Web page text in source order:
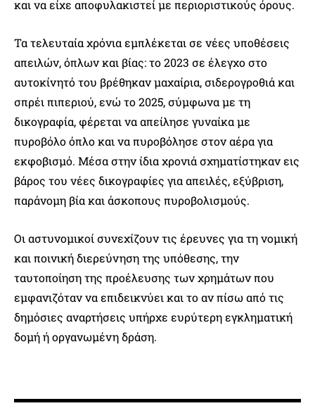
και να είχε αποφυλακιστεί με περιοριστικούς όρους.
Τα τελευταία χρόνια εμπλέκεται σε νέες υποθέσεις
απειλών, όπλων και βίας: το 2023 σε έλεγχο στο
αυτοκίνητό του βρέθηκαν μαχαίρια, σιδερογροθιά και
σπρέι πιπεριού, ενώ το 2025, σύμφωνα με τη
δικογραφία, φέρεται να απείλησε γυναίκα με
πυροβόλο όπλο και να πυροβόλησε στον αέρα για
εκφοβισμό. Μέσα στην ίδια χρονιά σχηματίστηκαν εις
βάρος του νέες δικογραφίες για απειλές, εξύβριση,
παράνομη βία και άσκοπους πυροβολισμούς.
Οι αστυνομικοί συνεχίζουν τις έρευνες για τη νομική
και ποινική διερεύνηση της υπόθεσης, την
ταυτοποίηση της προέλευσης των χρημάτων που
εμφανιζόταν να επιδεικνύει και το αν πίσω από τις
δημόσιες αναρτήσεις υπήρχε ευρύτερη εγκληματική
δομή ή οργανωμένη δράση.